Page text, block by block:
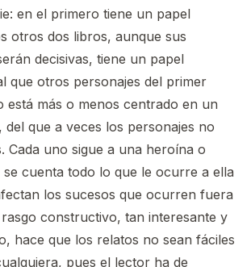
en el primero tiene un papel
otros dos libros, aunque sus
decisivas, tiene un papel
que otros personajes del primer
está más o menos centrado en un
del que a veces los personajes no
Cada uno sigue a una heroína o
cuenta todo lo que le ocurre a ella
los sucesos que ocurren fuera
rasgo constructivo, tan interesante y
hace que los relatos no sean fáciles
pues el lector ha de